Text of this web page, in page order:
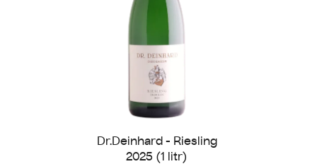
Dr.Deinhard - Riesling
2025 (1 litr)